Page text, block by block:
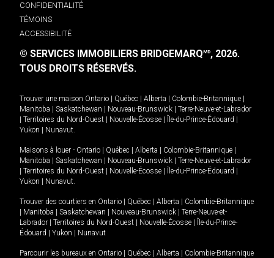
CONFIDENTIALITÉ
TÉMOINS
ACCESSIBILITÉ
© SERVICES IMMOBILIERS BRIDGEMARQMD, 2026.
TOUS DROITS RÉSERVÉS.
Trouver une maison Ontario Québec Alberta Colombie-Britannique
Manitoba
Saskatchewan Nouveau-Brunswick
Terre-Neuve-et-Labrador
Territoires du Nord-Ouest Nouvelle-Écosse Île-du-Prince-Édouard
Yukon
Nunavut.
Maisons à louer - Ontario Québec Alberta Colombie-Britannique
Manitoba
Saskatchewan Nouveau-Brunswick
Terre-Neuve-et-Labrador
Territoires du Nord-Ouest Nouvelle-Écosse Île-du-Prince-Édouard
Yukon
Nunavut.
Trouver des courtiers en Ontario Québec Alberta
Colombie-Britannique
Manitoba Saskatchewan Nouveau-Brunswick
Terre-Neuve-et-
Labrador
Territoires du Nord-Ouest Nouvelle-Écosse
Île-du-Prince-
Édouard
Yukon Nunavut
Parcourir les bureaux en Ontario Québec Alberta
Colombie-Britannique